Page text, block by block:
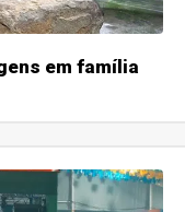
em família